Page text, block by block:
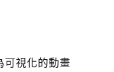
可視化的動畫